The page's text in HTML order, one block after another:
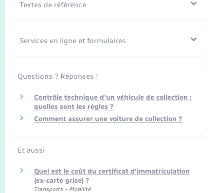
Textes de référence
Services en ligne et formulaires
Questions ? Réponses !
Contrôle technique d'un véhicule de collection :
quelles sont les règles ?
Comment assurer une voiture de collection ?
Et aussi
Quel est le coût du certificat d'immatriculation
(ex-carte grise) ?
Transports – Mobilité